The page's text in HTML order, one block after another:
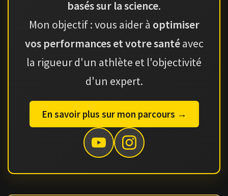
basés sur la science.
Mon objectif : vous aider à optimiser
vos performances et votre santéavec
la rigueur d'un athlète et l'objectivité
d'un expert.
En savoir plus sur mon parcours →